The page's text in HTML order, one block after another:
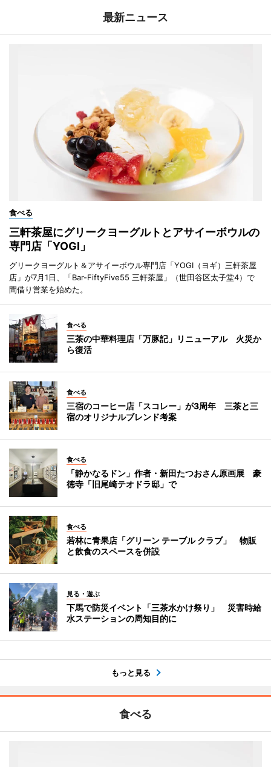
最新ニュース
食べる
三軒茶屋にグリークヨーグルトとアサイーボウルの
専門店「YOGI」
グリークヨーグルト＆アサイーボウル専門店「YOGI（ヨギ）三軒茶屋
店」が7月1日、「Bar-FiftyFive55 三軒茶屋」（世田谷区太子堂4）で
間借り営業を始めた。
食べる
三茶の中華料理店「万豚記」リニューアル 火災か
ら復活
食べる
三宿のコーヒー店「スコレー」が3周年 三茶と三
宿のオリジナルブレンド考案
食べる
「静かなるドン」作者・新田たつおさん原画展 豪
徳寺「旧尾崎テオドラ邸」で
食べる
若林に青果店「グリーン テーブル クラブ」 物販
と飲食のスペースを併設
見る・遊ぶ
下馬で防災イベント「三茶水かけ祭り」 災害時給
水ステーションの周知目的に
もっと見る
食べる